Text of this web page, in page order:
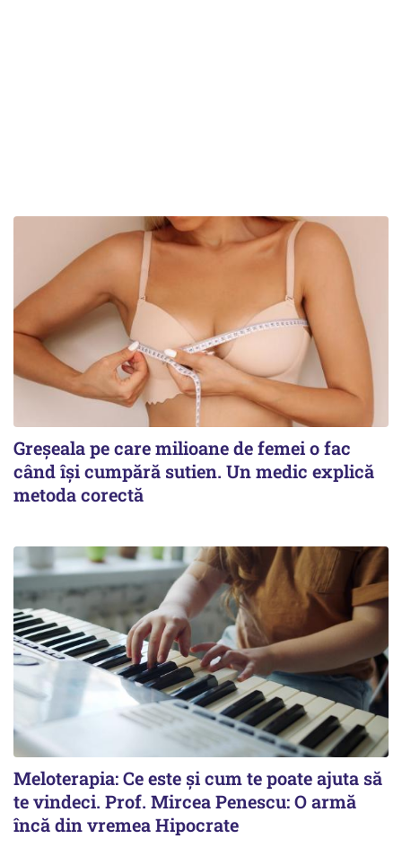
Greșeala pe care milioane de femei o fac
când își cumpără sutien. Un medic explică
metoda corectă
Meloterapia: Ce este și cum te poate ajuta să
te vindeci. Prof. Mircea Penescu: O armă
încă din vremea Hipocrate